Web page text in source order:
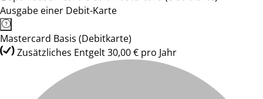
Ausgabe einer Debit-Karte
Mastercard Basis (Debitkarte)
Zusätzliches Entgelt 30,00 € pro Jahr